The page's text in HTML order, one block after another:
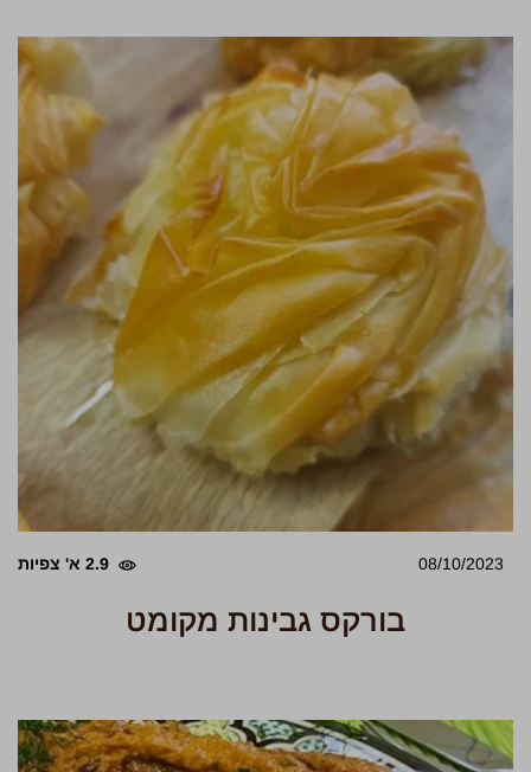
08/10/2023 2.9 א' צפיות
בורקס גבינות מקומט